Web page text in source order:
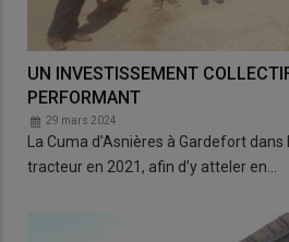
UN INVESTISSEMENT
PERFORMANT
29 mars 2024
La Cuma d’Asnières à Gardefort
tracteur en 2021, afin d’y atteler en…